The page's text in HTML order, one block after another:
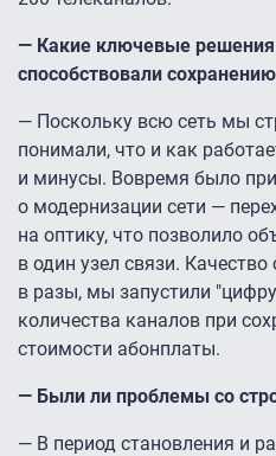
— Какие ключевые
способствовали
— Поскольку всю сеть мы
понимали, что и как
и минусы. Вовремя было
о модернизации сети —
на оптику, что позволило
в один узел связи.
в разы, мы запустили
количества каналов при
стоимости абонплаты.
— Были ли проблемы со
— В период становления и